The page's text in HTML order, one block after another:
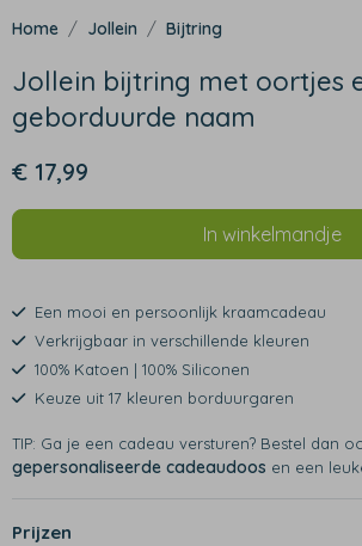
Jollein Bijtring
Jollein bijtring met oortjes
geborduurde naam
€ 17,99
In winkelmandje
Een mooi en persoonlijk kraamcadeau
Verkrijgbaar in verschillende kleuren
100% Katoen | 100% Siliconen
Keuze uit 17 kleuren borduurgaren
TIP: Ga je een cadeau versturen? Bestel dan
gepersonaliseerde cadeaudoos en een
Prijzen